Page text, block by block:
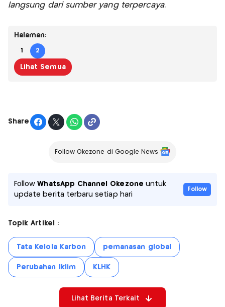
langsung dari sumber yang terpercaya.
Halaman:
1 2
Lihat Semua
Share
Follow Okezone di Google News
FollowWhatsApp Channel Okezone untuk
update berita terbaru setiap hari
Follow
Topik Artikel :
Tata Kelola Karbon pemanasan global
Perubahan Iklim KLHK
Lihat Berita Terkait